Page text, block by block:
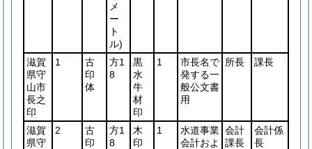
メ
ー
ト
ル)
滋賀
県守
山市
長之
印
1
古
印
体
方1
8
黒
水
牛
材
印
1
市長名で
発する一
般公文書
用
所長 課長
滋賀
県守
2
古
印
方1
8
木
印
1
水道事業
会計およ
会計
課長
会計係
長